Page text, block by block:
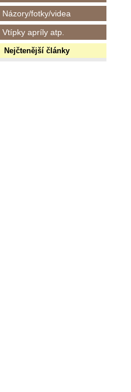
Názory/fotky/videa
Vtípky apríly atp.
Nejčtenější články